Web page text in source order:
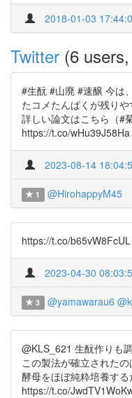
2018-01-03
Twitter (6
#生酛 #山廃 #速醸 今は
たコメたんぱくが残りや
詳しい論文はこちら（#
https://t.co/wHu39J58Ha
2023-08-14
1 @HirohappyM45
https://t.co/
2023-04-30
3 @yamawarau6
@KLS_621 生酛作りも
この製法が確立された
酵母をほぼ純粋培養す
https://t.co/